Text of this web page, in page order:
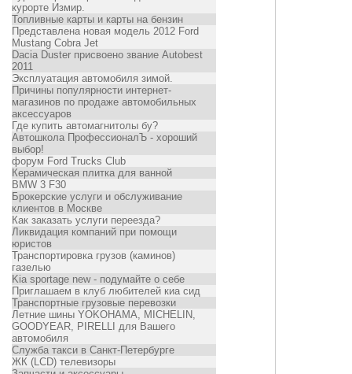
курорте Измир.
Топливные карты и карты на бензин
Представлена новая модель 2012 Ford
Mustang Cobra Jet
Dacia Duster присвоено звание Autobest
2011
Эксплуатация автомобиля зимой.
Причины популярности интернет-
магазинов по продаже автомобильных
аксессуаров
Где купить автомагнитолы бу?
Автошкола ПрофессионалЪ - хороший
выбор!
форум Ford Trucks Club
Керамическая плитка для ванной
BMW 3 F30
Брокерские услуги и обслуживание
клиентов в Москве
Как заказать услуги переезда?
Ликвидация компаний при помощи
юристов
Транспортировка грузов (каминов)
газелью
Kia sportage new - подумайте о себе
Приглашаем в клуб любителей киа сид
Транспортные грузовые перевозки
Летние шины YOKOHAMA, MICHELIN,
GOODYEAR, PIRELLI для Вашего
автомобиля
Служба такси в Санкт-Петербурге
ЖК (LCD) телевизоры